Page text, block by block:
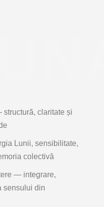
claritate și
Lunii, sensibilitate,
colectivă
— integrare,
sensului din